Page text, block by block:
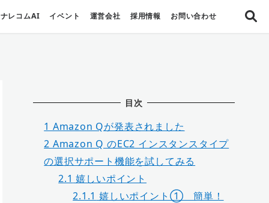
ナレコムAI イベント 運営会社 採用情報 お問い合わせ
目次
1 Amazon Qが発表されました
2 Amazon Q のEC2 インスタンスタイプ
の選択サポート機能を試してみる
2.1 嬉しいポイント
2.1.1 嬉しいポイント① 簡単！